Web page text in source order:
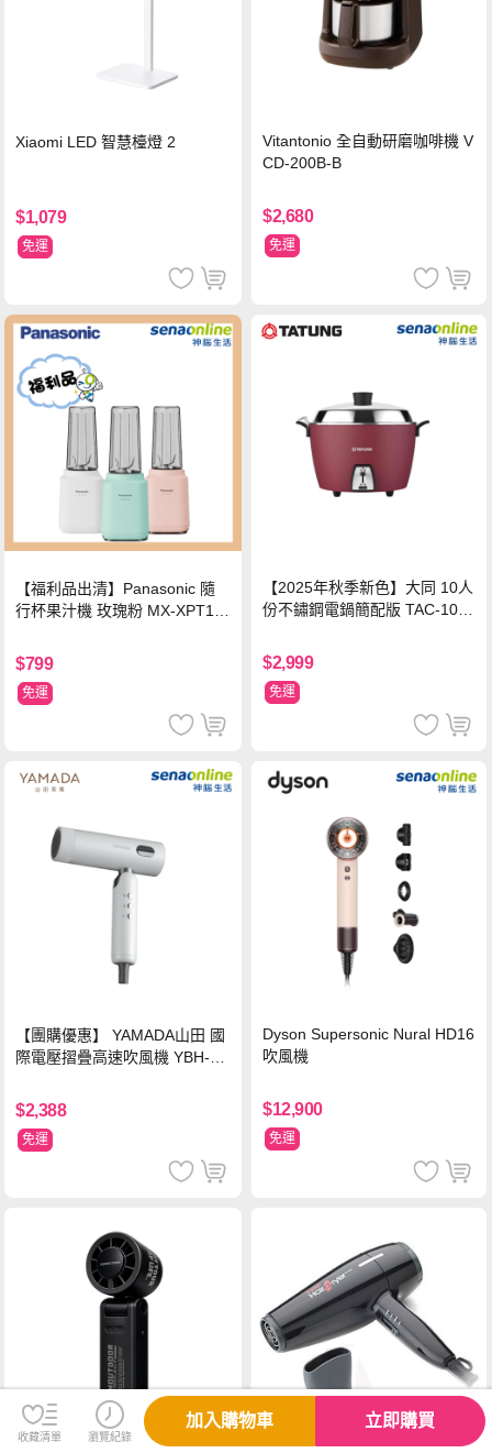
Xiaomi LED 智慧檯燈 2
$1,079
免運
Vitantonio 全自動研磨咖啡機 V
CD-200B-B
$2,680
免運
【福利品出清】Panasonic 隨
行杯果汁機 玫瑰粉 MX-XPT10
$799
免運
【2025年秋季新色】大同 10人
份不鏽鋼電鍋簡配版 TAC-10L-
$2,999
免運
【團購優惠】 YAMADA山田 國
際電壓摺疊高速吹風機 YBH-12
$2,388
免運
Dyson Supersonic Nural HD16
吹風機
$12,900
免運
收藏清單 瀏覽紀錄
加入購物車 立即購買